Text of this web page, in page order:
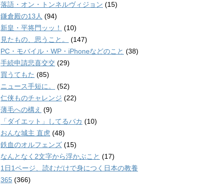
落語・オン・トンネルヴィジョン (15)
鎌倉殿の13人 (94)
新皇・平将門ッッ！
(10)
見たもの、思うこと。
(147)
PC・モバイル・WP・iPhoneなどのこと (38)
手続申請悲喜交交 (29)
買うてもた (85)
ニュース手短に。
(52)
仁侠ものチャレンジ (22)
薄毛への構え (9)
「ダイエット」してるバカ (10)
おんな城主 直虎 (48)
鉄血のオルフェンズ (15)
なんとなく2文字から浮かぶこと (17)
1日1ページ、読むだけで身につく日本の教養
365 (366)